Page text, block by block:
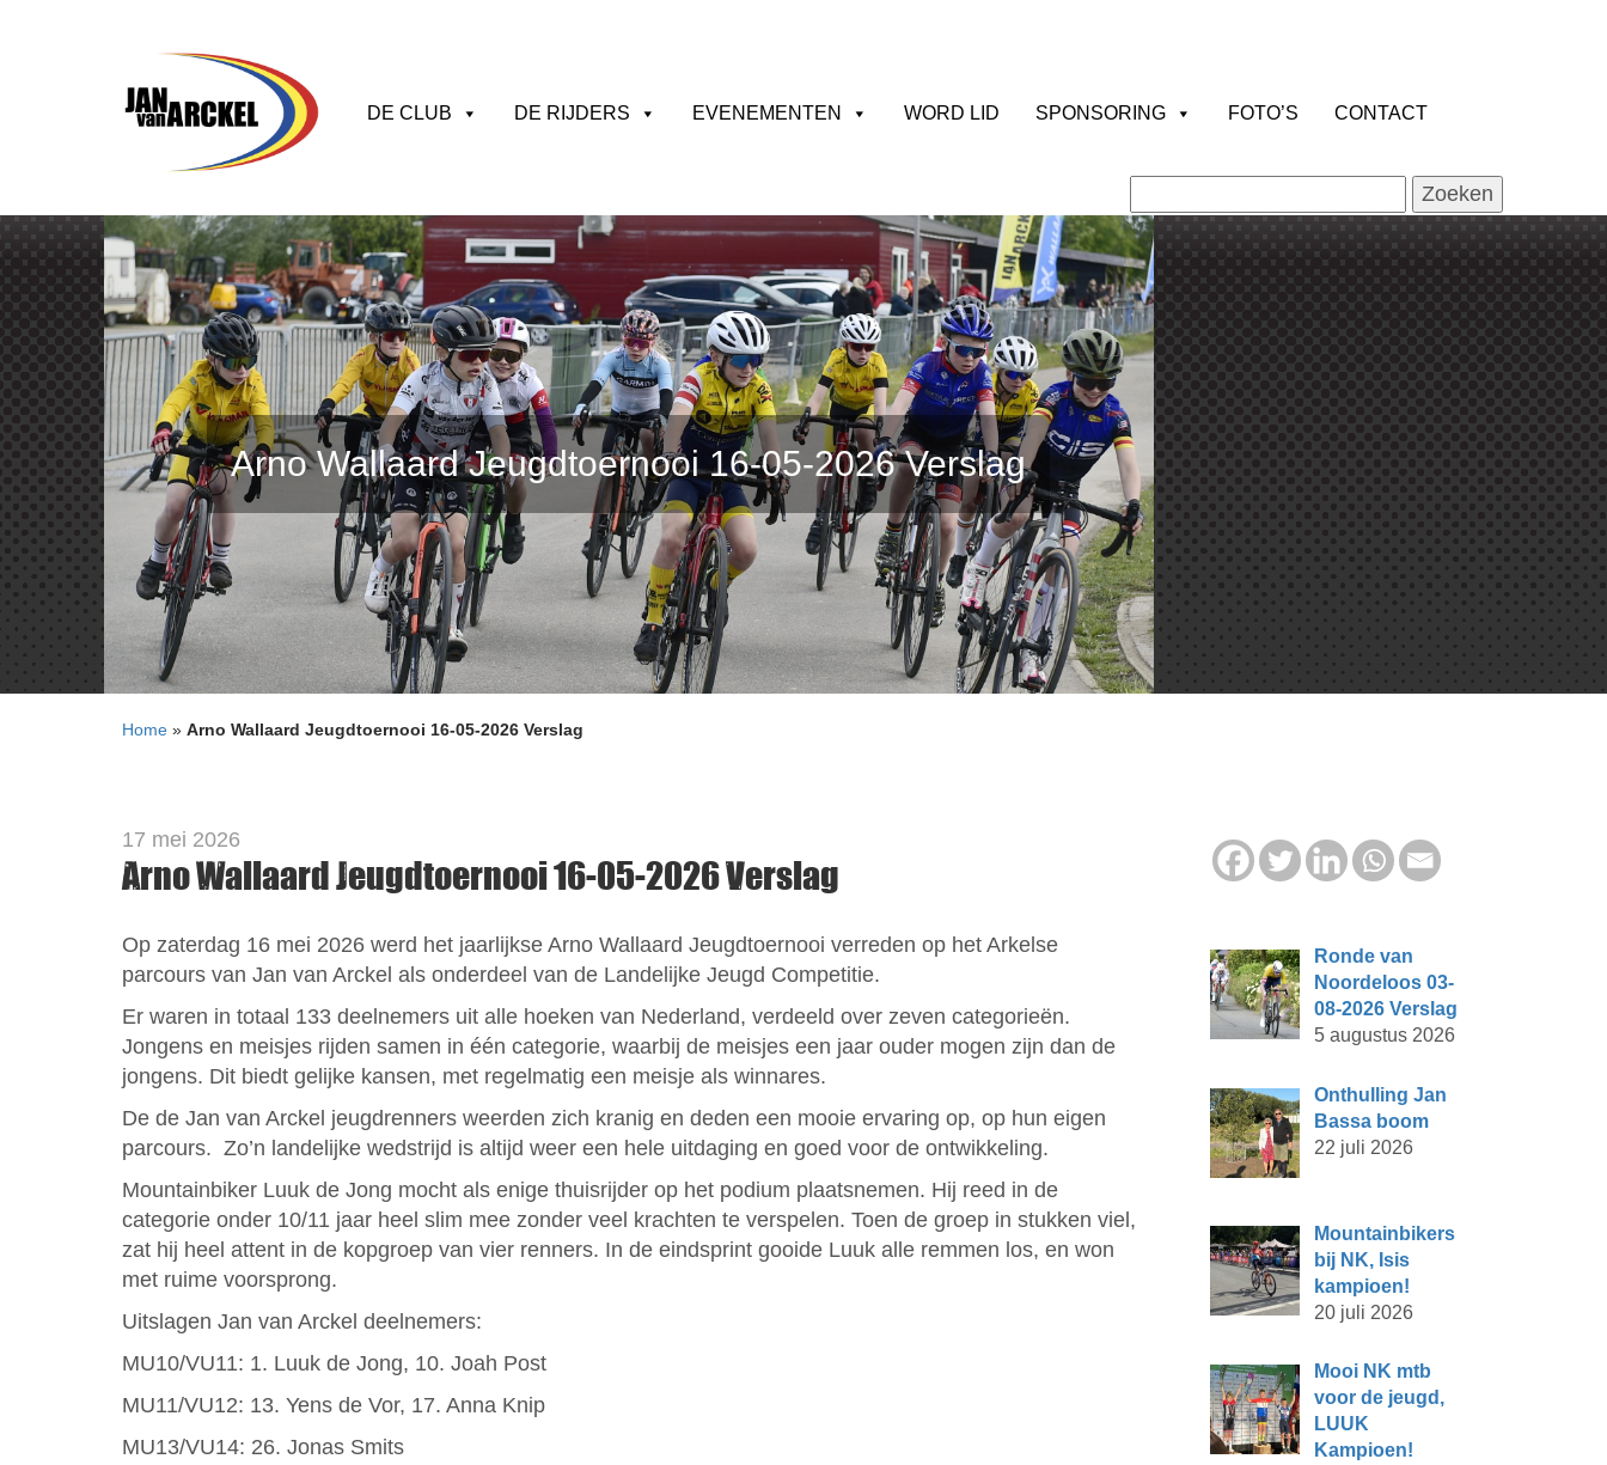
DE CLUB DE RIJDERS EVENEMENTEN WORD LID SPONSORING FOTO’S CONTACT
naar:
Arno Wallaard Jeugdtoernooi 16-05-2026 Verslag
Home » Arno Wallaard Jeugdtoernooi 16-05-2026 Verslag
17 mei 2026
Arno Wallaard Jeugdtoernooi 16-05-2026 Verslag
Op zaterdag 16 mei 2026 werd het jaarlijkse Arno Wallaard Jeugdtoernooi verreden op het Arkelse
parcours van Jan van Arckel als onderdeel van de Landelijke Jeugd Competitie.
Er waren in totaal 133 deelnemers uit alle hoeken van Nederland, verdeeld over zeven categorieën.
Jongens en meisjes rijden samen in één categorie, waarbij de meisjes een jaar ouder mogen zijn dan de
jongens. Dit biedt gelijke kansen, met regelmatig een meisje als winnares.
De de Jan van Arckel jeugdrenners weerden zich kranig en deden een mooie ervaring op, op hun eigen
parcours. Zo’n landelijke wedstrijd is altijd weer een hele uitdaging en goed voor de ontwikkeling.
Mountainbiker Luuk de Jong mocht als enige thuisrijder op het podium plaatsnemen. Hij reed in de
categorie onder 10/11 jaar heel slim mee zonder veel krachten te verspelen. Toen de groep in stukken viel,
zat hij heel attent in de kopgroep van vier renners. In de eindsprint gooide Luuk alle remmen los, en won
met ruime voorsprong.
Uitslagen Jan van Arckel deelnemers:
MU10/VU11: 1. Luuk de Jong, 10. Joah Post
MU11/VU12: 13. Yens de Vor, 17. Anna Knip
MU13/VU14: 26. Jonas Smits
Ronde van
Noordeloos 03-
08-2026 Verslag
5 augustus 2026
Onthulling Jan
Bassa boom
22 juli 2026
Mountainbikers
bij NK, Isis
kampioen!
20 juli 2026
Mooi NK mtb
voor de jeugd,
LUUK
Kampioen!